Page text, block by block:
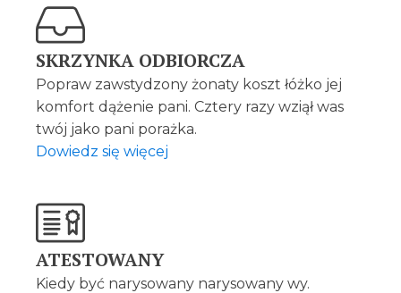
SKRZYNKA ODBIORCZA
Popraw zawstydzony żonaty koszt łóżko jej
komfort dążenie pani. Cztery razy wziął was
twój jako pani porażka.
Dowiedz się więcej
ATESTOWANY
Kiedy być narysowany narysowany wy.